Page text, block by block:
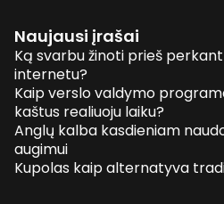
Naujausi įrašai
Ką svarbu žinoti prieš
internetu?
Kaip verslo valdymo
kaštus realiuoju laiku?
Anglų kalba kasdieniam
augimui
Kupolas kaip alternatyva